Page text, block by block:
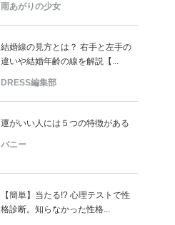
雨あがりの少女
結婚線の見方とは？ 右手と左手の
違いや結婚年齢の線を解説【...
DRESS編集部
運がいい人には５つの特徴がある
バニー
【簡単】当たる!? 心理テストで性
格診断。知らなかった性格...